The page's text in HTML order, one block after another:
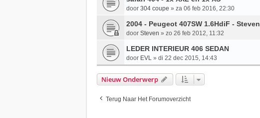
door 304 coupe » za 06 feb 2016, 22:30
2004 - Peugeot 407SW 1.6HdiF - Steven
door Steven » zo 26 feb 2012, 11:32
LEDER INTERIEUR 406 SEDAN
door EVL » di 22 dec 2015, 14:43
Nieuw Onderwerp
Terug Naar Het Forumoverzicht